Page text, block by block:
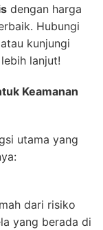
dengan harga
Hubungi
kunjungi
lanjut!
Keamanan
utama yang
dari risiko
yang berada di